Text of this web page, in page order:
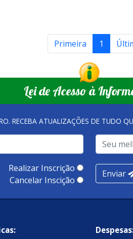
Primeira 1
Lei de Acesso à
RECEBA ATUALIZAÇÕES DE TUDO
Realizar Inscrição
Cancelar Inscição
Enviar